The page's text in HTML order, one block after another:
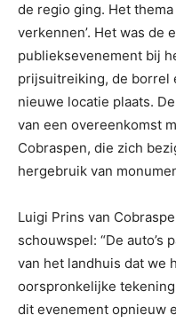
de regio ging. Het
verkennen’. Het was de
publieksevenement bij
prijsuitreiking, de borrel
nieuwe locatie plaats.
van een overeenkomst
Cobraspen, die zich
hergebruik van
Luigi Prins van
schouwspel: “De
van het landhuis dat we
oorspronkelijke
dit evenement opnieuw